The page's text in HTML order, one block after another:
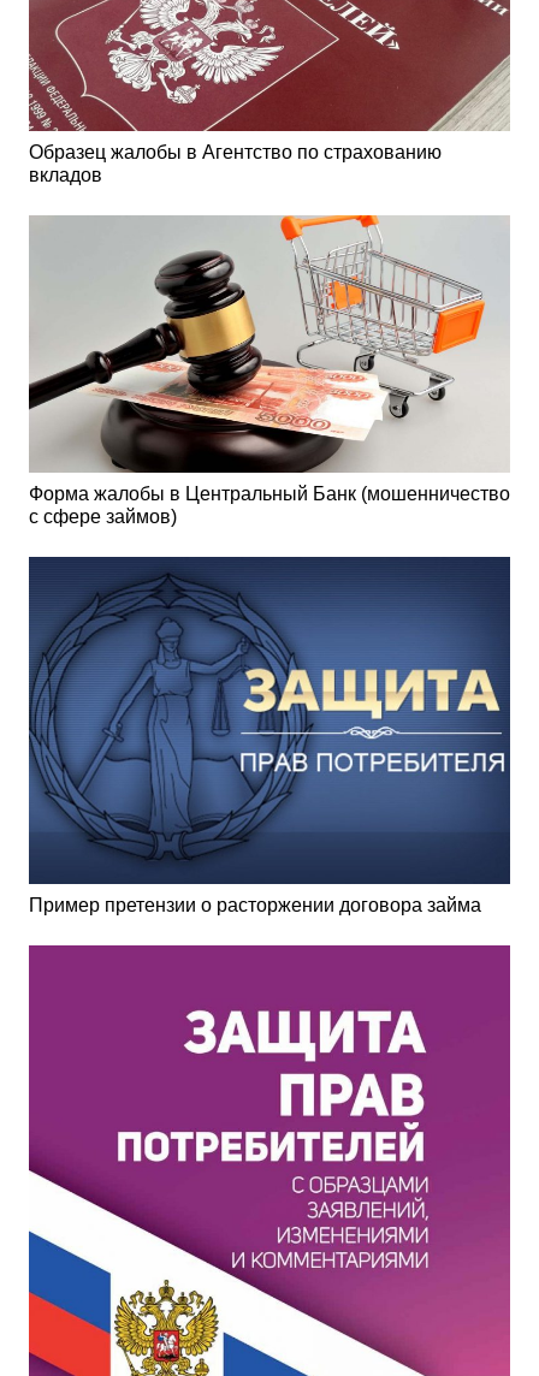
Образец жалобы в Агентство по страхованию
вкладов
Форма жалобы в Центральный Банк (мошенничество
с сфере займов)
Пример претензии о расторжении договора займа